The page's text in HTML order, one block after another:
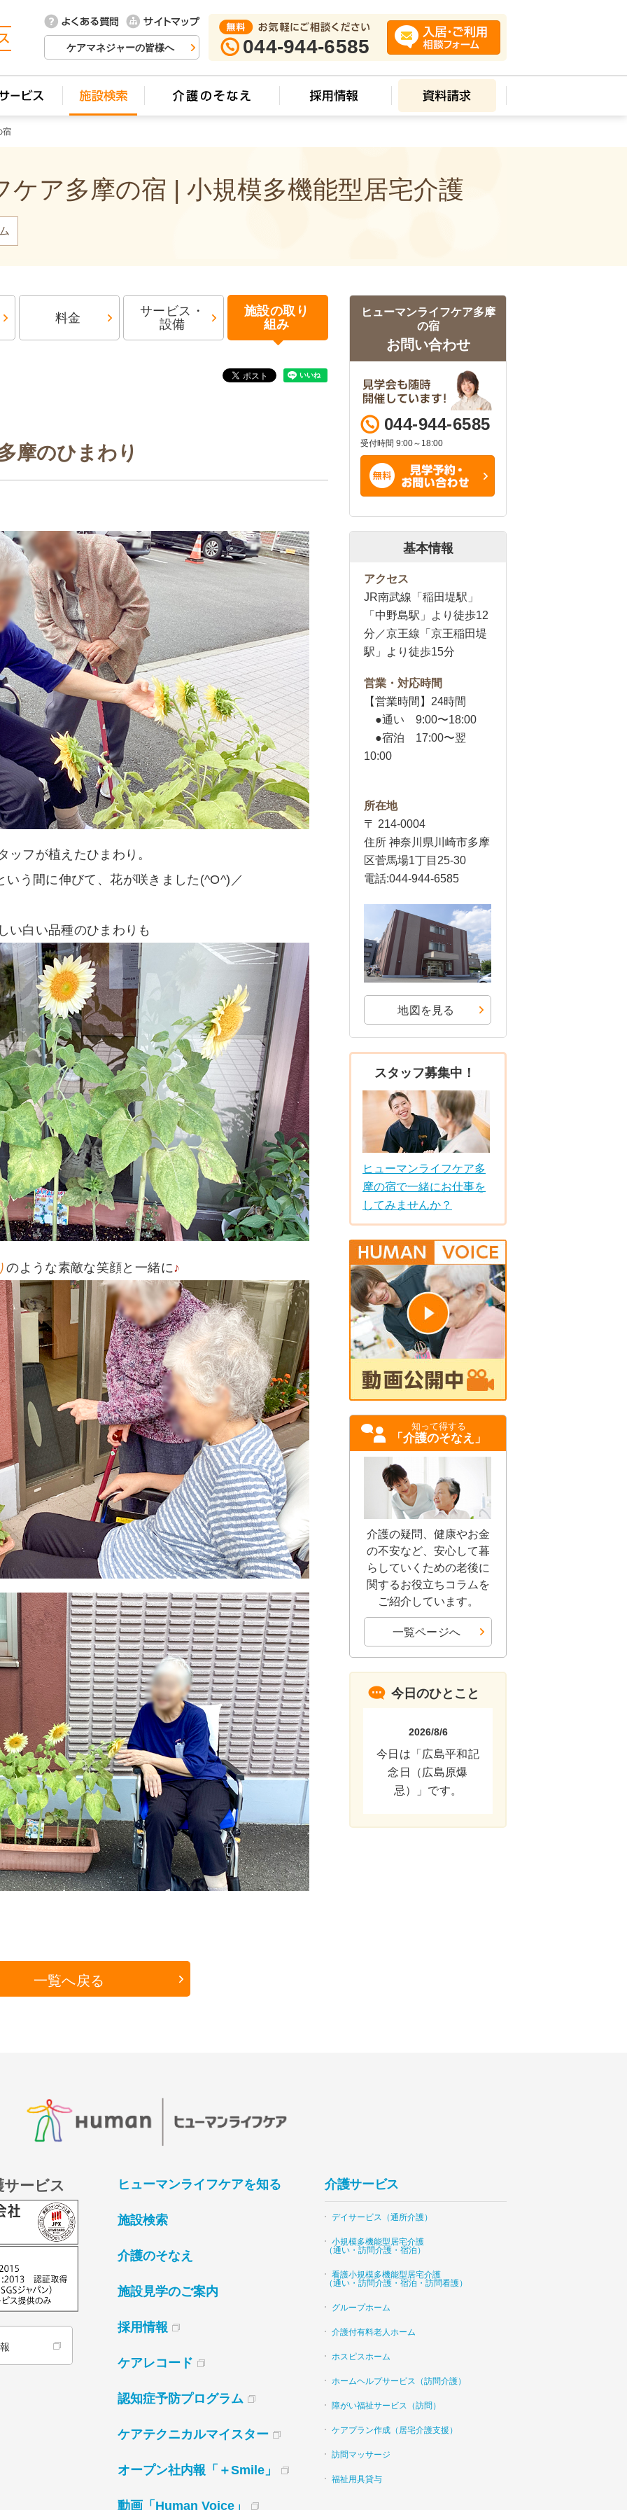
ケアマネジャーの皆様へ 044-944-6585
宿
ケア多摩の宿 | 小規模多機能型居宅介護
料金
サービス・
設備
施設の取り
組み
摩のひまわり
ッフが植えたひまわり。
いう間に伸びて、花が咲きました(^O^)／
い白い品種のひまわりも
のような素敵な笑顔と一緒に♪
一覧へ戻る
ヒューマンライフケア多摩
の宿
お問い合わせ
044-944-6585
受付時間 9:00～18:00
基本情報
アクセス
JR南武線「稲田堤駅」
「中野島駅」より徒歩12
分／京王線「京王稲田堤
駅」より徒歩15分
営業・対応時間
【営業時間】24時間
●通い 9:00〜18:00
●宿泊 17:00〜翌
10:00
所在地
〒 214-0004
住所 神奈川県川崎市多摩
区菅馬場1丁目25-30
電話:044-944-6585
地図を見る
スタッフ募集中！
ヒューマンライフケア多
摩の宿で一緒にお仕事を
してみませんか？
知って得する
「介護のそなえ」
介護の疑問、健康やお金
の不安など、安心して暮
らしていくための老後に
関するお役立ちコラムを
ご紹介しています。
一覧ページへ
今日のひとこと
2026/8/6
今日は「広島平和記
念日（広島原爆
忌）」です。
ービス ヒューマンライフケアを知る
施設検索
介護のそなえ
施設見学のご案内
採用情報
ケアレコード
認知症予防プログラム
ケアテクニカルマイスター
オープン社内報「＋Smile」
動画「Human Voice」
介護サービス
デイサービス（通所介護）
小規模多機能型居宅介護
（通い・訪問介護・宿泊）
看護小規模多機能型居宅介護
（通い・訪問介護・宿泊・訪問看護）
グループホーム
介護付有料老人ホーム
ホスピスホーム
ホームヘルプサービス（訪問介護）
障がい福祉サービス（訪問）
ケアプラン作成（居宅介護支援）
訪問マッサージ
福祉用具貸与